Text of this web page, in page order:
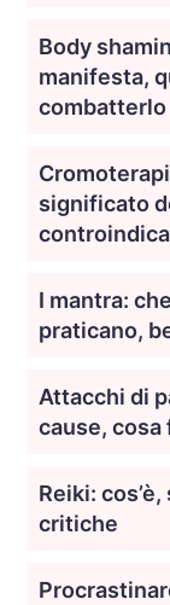
Body
manifesta,
combatterlo
significato
I mantra:
praticano,
Attacchi di
cause, cosa
Reiki:
critiche